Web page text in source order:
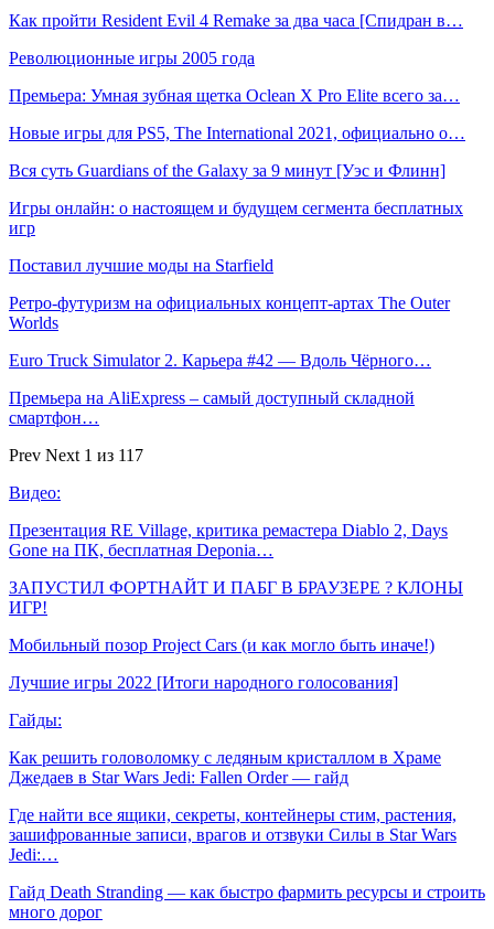
Как пройти Resident Evil 4 Remake за два часа [Спидран в…
Революционные игры 2005 года
Премьера: Умная зубная щетка Oclean X Pro Elite всего за…
Новые игры для PS5, The International 2021, официально о…
Вся суть Guardians of the Galaxy за 9 минут [Уэс и Флинн]
Игры онлайн: о настоящем и будущем сегмента бесплатных
игр
Поставил лучшие моды на Starfield
Ретро-футуризм на официальных концепт-артах The Outer
Worlds
Euro Truck Simulator 2. Карьера #42 — Вдоль Чёрного…
Премьера на AliExpress – самый доступный складной
смартфон…
Prev Next 1 из 117
Видео:
Презентация RE Village, критика ремастера Diablo 2, Days
Gone на ПК, бесплатная Deponia…
ЗАПУСТИЛ ФОРТНАЙТ И ПАБГ В БРАУЗЕРЕ ? КЛОНЫ
ИГР!
Мобильный позор Project Cars (и как могло быть иначе!)
Лучшие игры 2022 [Итоги народного голосования]
Гайды:
Как решить головоломку с ледяным кристаллом в Храме
Джедаев в Star Wars Jedi: Fallen Order — гайд
Где найти все ящики, секреты, контейнеры стим, растения,
зашифрованные записи, врагов и отзвуки Силы в Star Wars
Jedi:…
Гайд Death Stranding — как быстро фармить ресурсы и строить
много дорог